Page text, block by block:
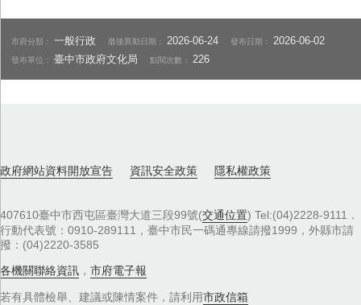
市府分類：一般行政 最後異動日期： 2026-06-24 發布日期： 2026-06-02
發布單位：臺中市政府文化局 點閱次數： 226
政府網站資料開放宣告 資訊安全政策 隱私權政策
407610臺中市西屯區臺灣大道三段99號(交通位置) Tel:(04)2228-9111．
行動代表號：0910-289111，臺中市民一碼通專線請撥1999，外縣市請
撥：(04)2220-3585
各機關聯絡資訊 ， 市府電子報
若有具體檢舉、建議或陳情案件，請利用市政信箱